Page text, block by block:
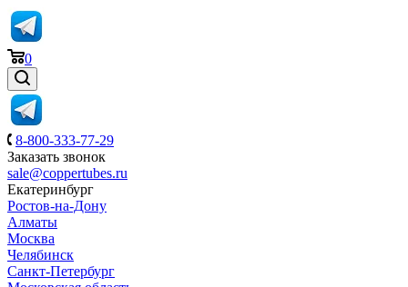
0
8-800-333-77-29
Заказать звонок
sale@coppertubes.ru
Екатеринбург
Ростов-на-Дону
Алматы
Москва
Челябинск
Санкт-Петербург